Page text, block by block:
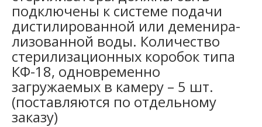
подключены к системе подачи
дистилированной или деменира-
лизованной воды. Количество
стерилизационных коробок типа
КФ-18, одновременно
загружаемых в камеру – 5 шт.
(поставляются по отдельному
заказу)